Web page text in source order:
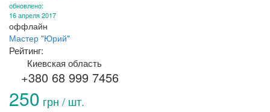
обновлено:
16 апреля 2017
оффлайн
Мастер "Юрий"
Рейтинг:
Киевская область
+380 68 999 7456
250 грн / шт.